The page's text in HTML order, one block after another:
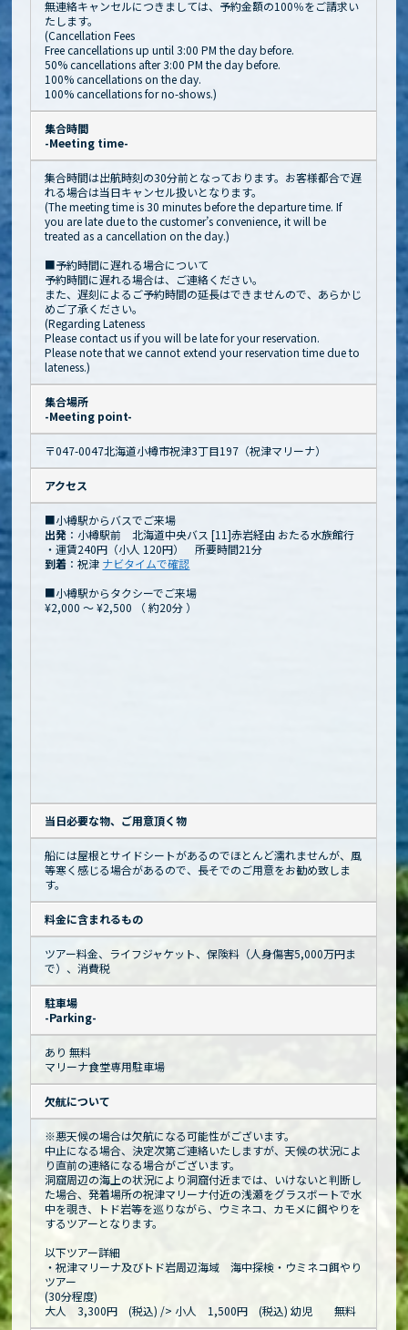
無連絡キャンセルにつきましては、予約金額の100％をご請求い
たします。
(Cancellation Fees
Free cancellations up until 3:00 PM the day before.
50% cancellations after 3:00 PM the day before.
100% cancellations on the day.
100% cancellations for no-shows.)
集合時間
-Meeting time-
集合時間は出航時刻の30分前となっております。お客様都合で遅
れる場合は当日キャンセル扱いとなります。
(The meeting time is 30 minutes before the departure time. If
you are late due to the customer’s convenience, it will be
treated as a cancellation on the day.)
■予約時間に遅れる場合について
予約時間に遅れる場合は、ご連絡ください。
また、遅刻によるご予約時間の延長はできませんので、あらかじ
めご了承ください。
(Regarding Lateness
Please contact us if you will be late for your reservation.
Please note that we cannot extend your reservation time due to
lateness.)
集合場所
-Meeting point-
〒047-0047北海道小樽市祝津3丁目197（祝津マリーナ）
アクセス
■小樽駅からバスでご来場
出発 ：小樽駅前 北海道中央バス [11]赤岩経由 おたる水族館行
・運賃240円（小人 120円） 所要時間21分
到着 ：祝津 ナビタイムで確認
■小樽駅からタクシーでご来場
¥2,000 ～ ¥2,500 （約20分 ）
当日必要な物、ご用意頂く物
船には屋根とサイドシートがあるのでほとんど濡れませんが、風
等寒く感じる場合があるので、長そでのご用意をお勧め致しま
す。
料金に含まれるもの
ツアー料金、ライフジャケット、保険料（人身傷害5,000万円ま
で）、消費税
駐車場
-Parking-
あり 無料
マリーナ食堂専用駐車場
欠航について
※悪天候の場合は欠航になる可能性がございます。
中止になる場合、決定次第ご連絡いたしますが、天候の状況によ
り直前の連絡になる場合がございます。
洞窟周辺の海上の状況により洞窟付近までは、いけないと判断し
た場合、発着場所の祝津マリーナ付近の浅瀬をグラスボートで水
中を覗き、トド岩等を巡りながら、ウミネコ、カモメに餌やりを
するツアーとなります。
以下ツアー詳細
・祝津マリーナ及びトド岩周辺海域 海中探検・ウミネコ餌やり
ツアー
(30分程度)
大人 3,300円 (税込) /> 小人 1,500円 (税込) 幼児 無料